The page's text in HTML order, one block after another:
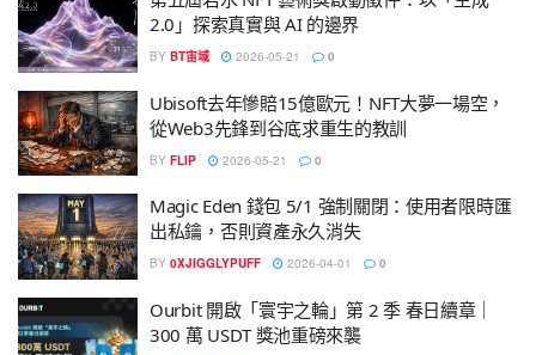
2.0」探索真實與 AI 的邊界
BY BT宙域 2026-05-21 0
Ubisoft去年慘賠15億歐元！NFT大夢一場空，
從Web3先鋒到谷底求重生的教訓
BY FLIP 2026-05-21 0
Magic Eden 錢包 5/1 強制關閉：使用者限時匯
出私鑰，否則資產永久消失
BY 0XJIGGLYPUFF 2026-04-01 0
Ourbit 開啟「寰宇之輪」第 2 季 春日續章｜
300 萬 USDT 獎池重磅來襲